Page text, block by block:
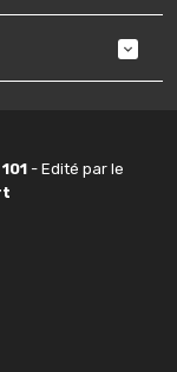
- Edité par le